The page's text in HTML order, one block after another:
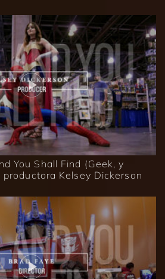
You Shall Find (Geek, y
Kelsey Dickerson